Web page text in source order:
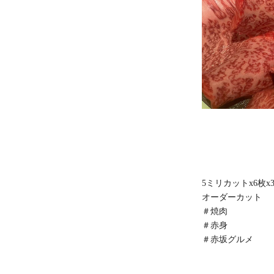
5ミリカットx6枚
オーダーカット
＃焼肉
＃赤身
＃赤坂グルメ